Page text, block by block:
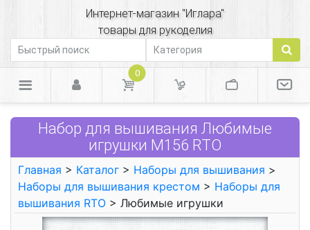
Интернет-магазин "Иглара"
товары для рукоделия
0
Набор для вышивания Любимые
игрушки М156 RTO
Главная > Каталог > Наборы для вышивания >
Наборы для вышивания крестом > Наборы для
вышивания RTO > Любимые игрушки